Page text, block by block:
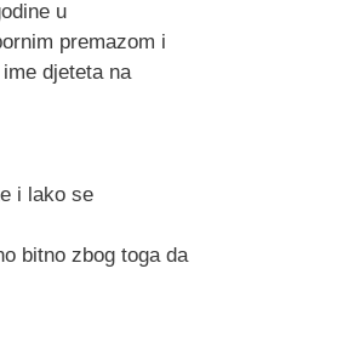
u
premazom i
djeteta na
i lako se
bitno zbog toga da